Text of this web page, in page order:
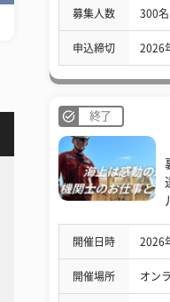
募集人数 300名
申込締切 2026
終了
開催日時 2026
開催場所 オン